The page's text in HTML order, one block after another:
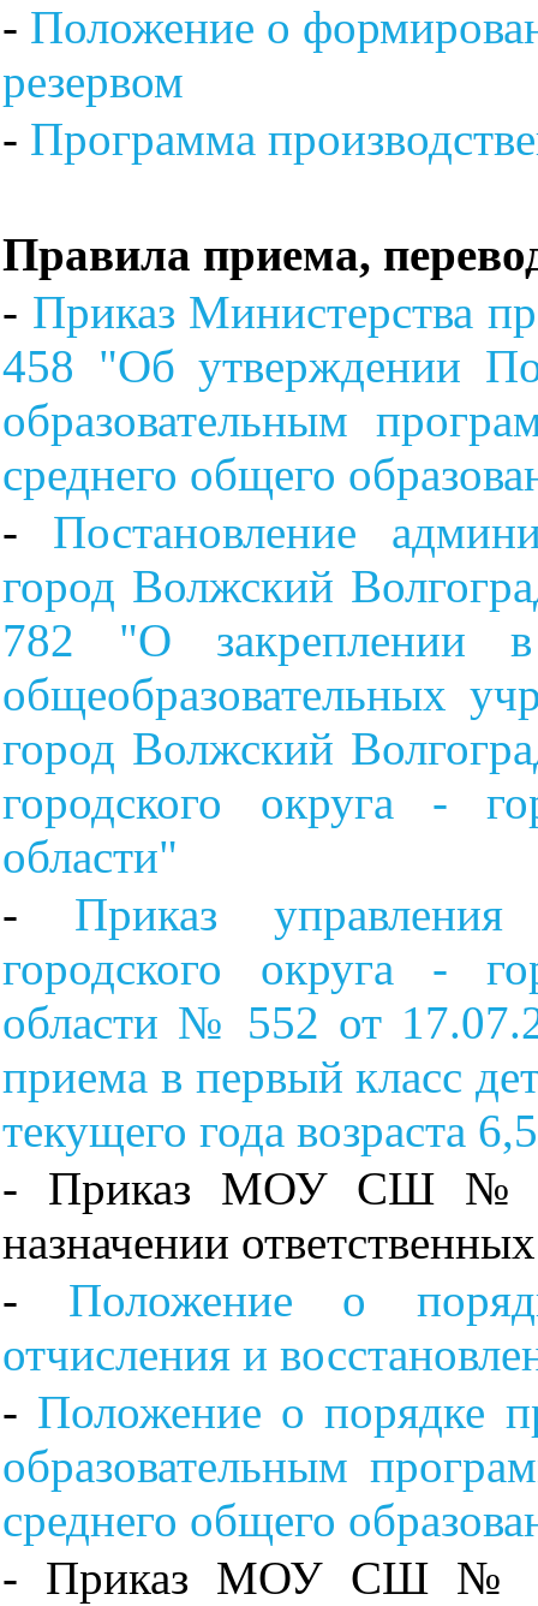
- Положение о
резервом
- Программа
Правила приема,
- Приказ Министерства
458 "Об утверждении
образовательным
среднего общего
- Постановление
город Волжский
782 "О закреплении
общеобразовательных
город Волжский
городского округа -
области"
- Приказ управления
городского округа -
области № 552 от
приема в первый класс
текущего года возраста
- Приказ МОУ СШ №
назначении
- Положение о
отчисления и
- Положение о порядке
образовательным
среднего общего
- Приказ МОУ СШ №